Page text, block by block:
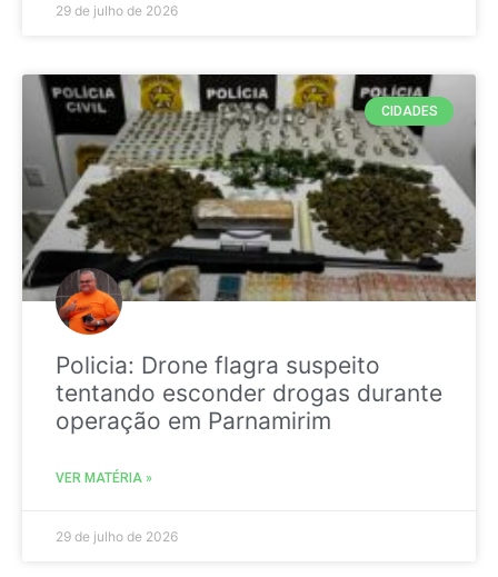
29 de julho de 2026
CIDADES
Policia: Drone flagra suspeito
tentando esconder drogas durante
operação em Parnamirim
VER MATÉRIA »
29 de julho de 2026